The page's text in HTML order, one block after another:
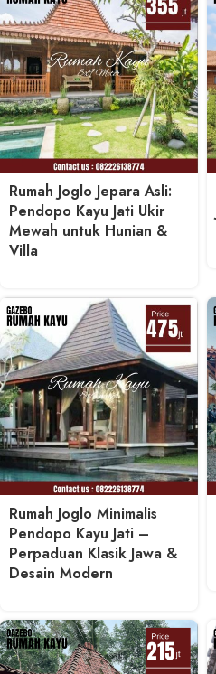
Rumah Joglo Jepara Asli:
Pendopo Kayu Jati Ukir
Mewah untuk Hunian &
Villa
Rumah Joglo Minimalis
Pendopo Kayu Jati –
Perpaduan Klasik Jawa &
Desain Modern